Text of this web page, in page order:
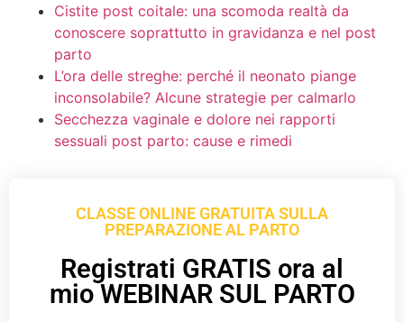
Cistite post coitale: una scomoda realtà da
conoscere soprattutto in gravidanza e nel post
parto
L’ora delle streghe: perché il neonato piange
inconsolabile? Alcune strategie per calmarlo
Secchezza vaginale e dolore nei rapporti
sessuali post parto: cause e rimedi
CLASSE ONLINE GRATUITA SULLA
PREPARAZIONE AL PARTO
Registrati GRATIS ora al
mio WEBINAR SUL PARTO